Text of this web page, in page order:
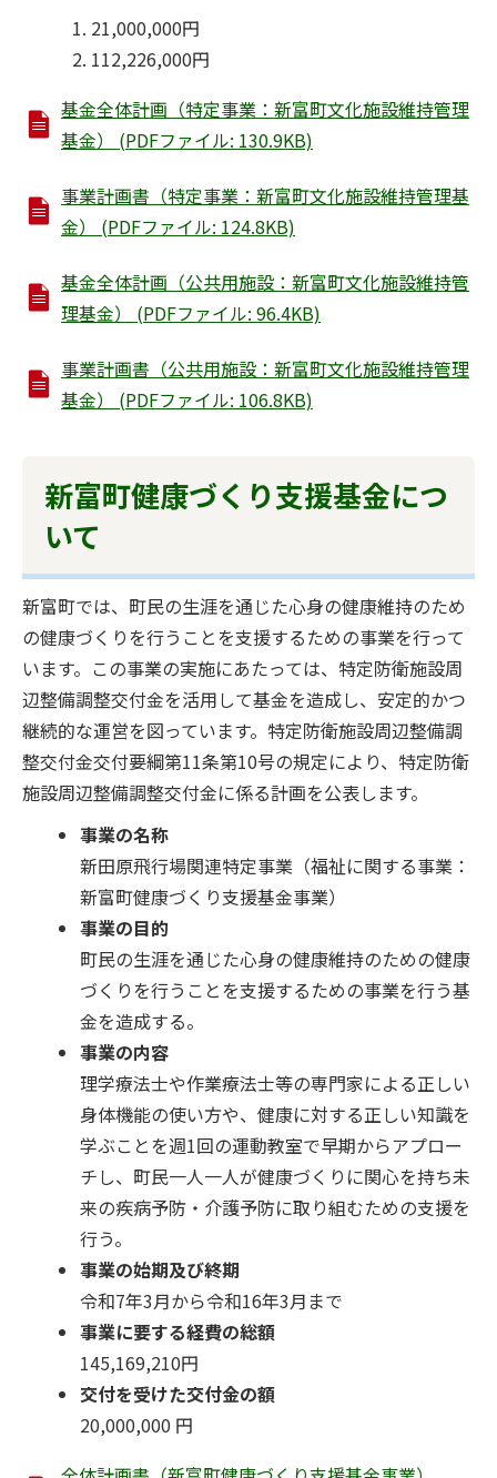
21,000,000円
112,226,000円
基金全体計画（特定事業：新富町文化施設維持管理
基金） (PDFファイル: 130.9KB)
事業計画書（特定事業：新富町文化施設維持管理基
金） (PDFファイル: 124.8KB)
基金全体計画（公共用施設：新富町文化施設維持管
理基金） (PDFファイル: 96.4KB)
事業計画書（公共用施設：新富町文化施設維持管理
基金） (PDFファイル: 106.8KB)
新富町健康づくり支援基金につ
いて
新富町では、町民の生涯を通じた心身の健康維持のため
の健康づくりを行うことを支援するための事業を行って
います。この事業の実施にあたっては、特定防衛施設周
辺整備調整交付金を活用して基金を造成し、安定的かつ
継続的な運営を図っています。特定防衛施設周辺整備調
整交付金交付要綱第11条第10号の規定により、特定防衛
施設周辺整備調整交付金に係る計画を公表します。
事業の名称
新田原飛行場関連特定事業（福祉に関する事業：
新富町健康づくり支援基金事業）
事業の目的
町民の生涯を通じた心身の健康維持のための健康
づくりを行うことを支援するための事業を行う基
金を造成する。
事業の内容
理学療法士や作業療法士等の専門家による正しい
身体機能の使い方や、健康に対する正しい知識を
学ぶことを週1回の運動教室で早期からアプロー
チし、町民一人一人が健康づくりに関心を持ち未
来の疾病予防・介護予防に取り組むための支援を
行う。
事業の始期及び終期
令和7年3月から令和16年3月まで
事業に要する経費の総額
145,169,210円
交付を受けた交付金の額
20,000,000 円